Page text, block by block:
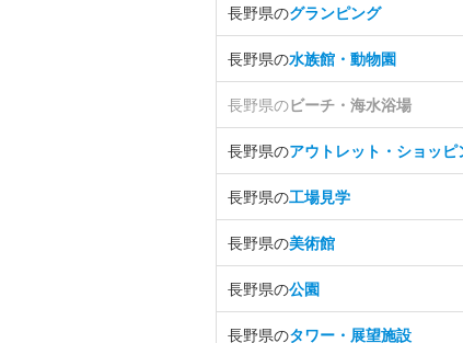
長野県のグランピング
長野県の水族館・動物園
長野県のビーチ・海水浴場
長野県のアウトレット・ショッピ
長野県の工場見学
長野県の美術館
長野県の公園
長野県のタワー・展望施設